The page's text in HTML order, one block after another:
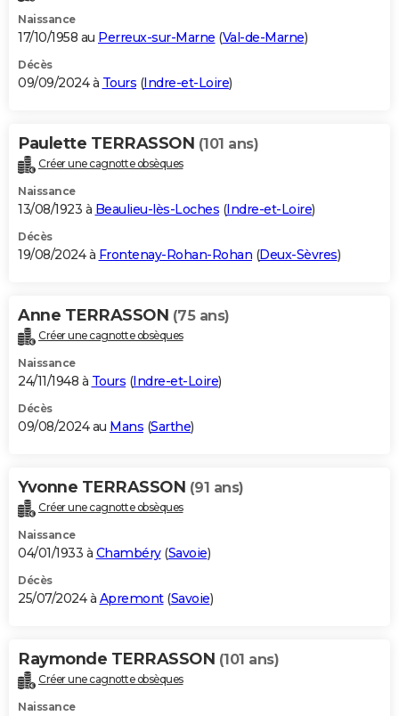
Naissance
17/10/1958 au Perreux-sur-Marne (Val-de-Marne)
Décès
09/09/2024 à Tours (Indre-et-Loire)
Paulette TERRASSON (101 ans)
Créer une cagnotte obsèques
Naissance
13/08/1923 à Beaulieu-lès-Loches (Indre-et-Loire)
Décès
19/08/2024 à Frontenay-Rohan-Rohan (Deux-Sèvres)
Anne TERRASSON (75 ans)
Créer une cagnotte obsèques
Naissance
24/11/1948 à Tours (Indre-et-Loire)
Décès
09/08/2024 au Mans (Sarthe)
Yvonne TERRASSON (91 ans)
Créer une cagnotte obsèques
Naissance
04/01/1933 à Chambéry(Savoie)
Décès
25/07/2024 à Apremont(Savoie)
Raymonde TERRASSON (101 ans)
Créer une cagnotte obsèques
Naissance